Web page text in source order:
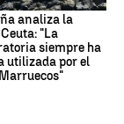
analiza la
"La
siempre ha
utilizada por el